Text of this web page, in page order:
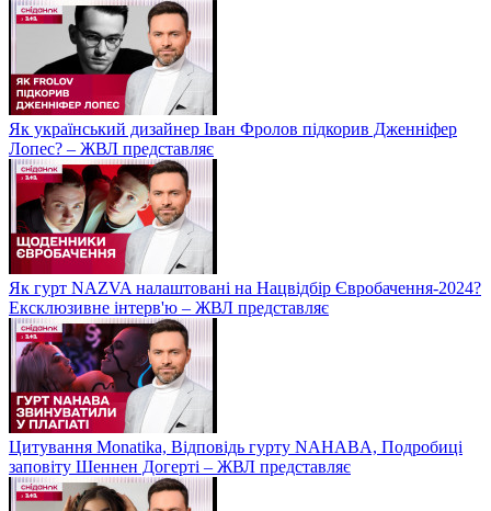
Як український дизайнер Іван Фролов підкорив Дженніфер
Лопес? – ЖВЛ представляє
Як гурт NAZVA налаштовані на Нацвідбір Євробачення-2024?
Ексклюзивне інтерв'ю – ЖВЛ представляє
Цитування Monatikа, Відповідь гурту NAHABA, Подробиці
заповіту Шеннен Догерті – ЖВЛ представляє